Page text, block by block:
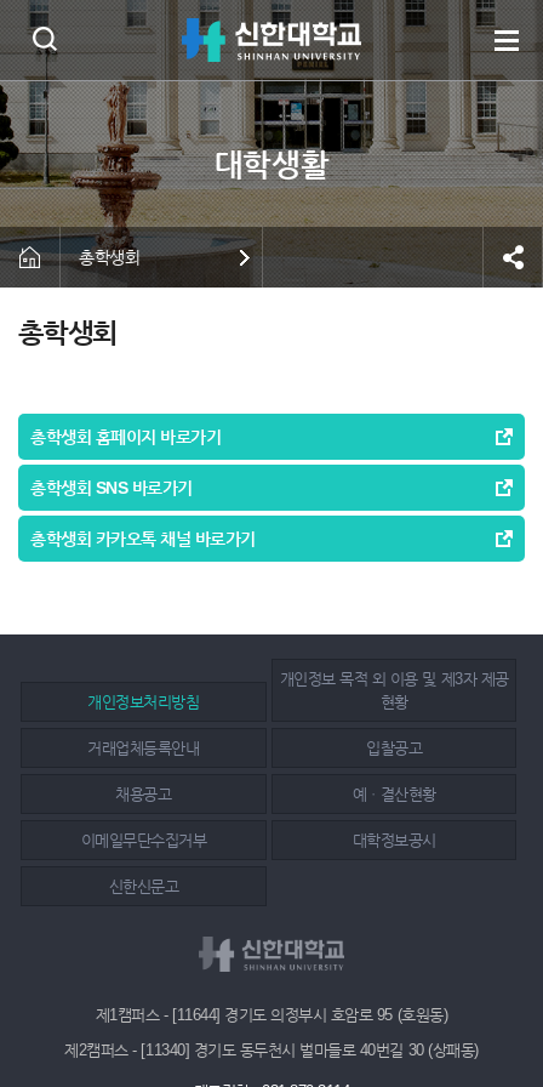
총학생회
총학생회
총학생회 홈페이지 바로가기
총학생회 SNS 바로가기
총학생회 카카오톡 채널 바로가기
개인정보처리방침
개인정보 목적 외 이용 및 제3자 제공
현황
거래업체등록안내 입찰공고
채용공고 예ㆍ결산현황
이메일무단수집거부 대학정보공시
신한신문고
제1캠퍼스 - [11644] 경기도 의정부시 호암로 95 (호원동)
제2캠퍼스 - [11340] 경기도 동두천시 벌마들로 40번길 30 (상패동)